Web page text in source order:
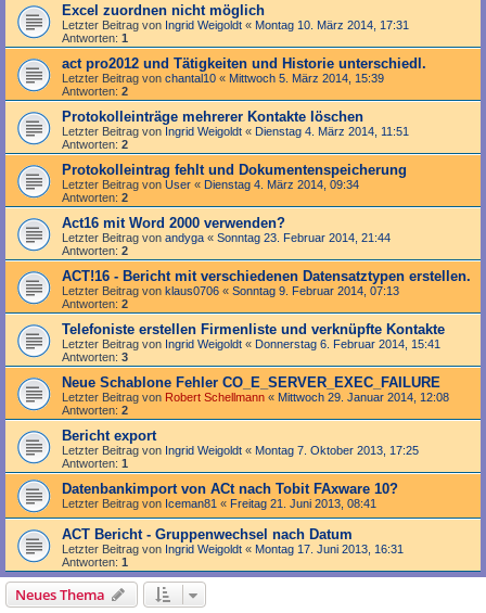
Excel zuordnen nicht möglich
Letzter Beitrag von Ingrid Weigoldt « Montag 10. März 2014, 17:31
Antworten: 1
act pro2012 und Tätigkeiten und Historie unterschiedl.
Letzter Beitrag von chantal10 « Mittwoch 5. März 2014, 15:39
Antworten: 2
Protokolleinträge mehrerer Kontakte löschen
Letzter Beitrag von Ingrid Weigoldt « Dienstag 4. März 2014, 11:51
Antworten: 2
Protokolleintrag fehlt und Dokumentenspeicherung
Letzter Beitrag von User « Dienstag 4. März 2014, 09:34
Antworten: 2
Act16 mit Word 2000 verwenden?
Letzter Beitrag von andyga « Sonntag 23. Februar 2014, 21:44
Antworten: 2
ACT!16 - Bericht mit verschiedenen Datensatztypen erstellen.
Letzter Beitrag von klaus0706 « Sonntag 9. Februar 2014, 07:13
Antworten: 2
Telefoniste erstellen Firmenliste und verknüpfte Kontakte
Letzter Beitrag von Ingrid Weigoldt « Donnerstag 6. Februar 2014, 15:41
Antworten: 3
Neue Schablone Fehler CO_E_SERVER_EXEC_FAILURE
Letzter Beitrag von Robert Schellmann « Mittwoch 29. Januar 2014, 12:08
Antworten: 2
Bericht export
Letzter Beitrag von Ingrid Weigoldt « Montag 7. Oktober 2013, 17:25
Antworten: 1
Datenbankimport von ACt nach Tobit FAxware 10?
Letzter Beitrag von Iceman81 « Freitag 21. Juni 2013, 08:41
ACT Bericht - Gruppenwechsel nach Datum
Letzter Beitrag von Ingrid Weigoldt « Montag 17. Juni 2013, 16:31
Antworten: 1
Neues Thema